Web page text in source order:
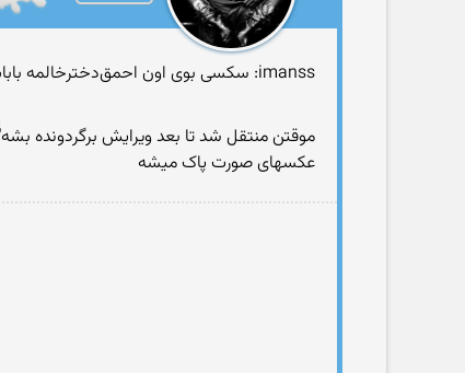
imanss: سکسی بوی اون احمق‌دخترخالمه باباش خیلی غیرتیه بیشتر از این اون عکس پخش بشه میکشتش تو میتونی جون یه دختر و نجات بدی
موقتن منتقل شد تا بعد ویرایش برگردونده بشه
عکسهای صورت پاک میشه